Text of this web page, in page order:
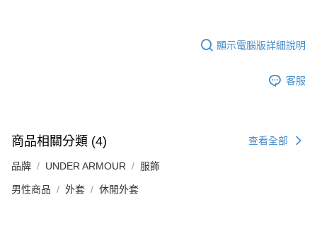
顯示電腦版詳細說明
客服
商品相關分類 (4) 查看全部
品牌 UNDER ARMOUR 服飾
男性商品 外套 休閒外套